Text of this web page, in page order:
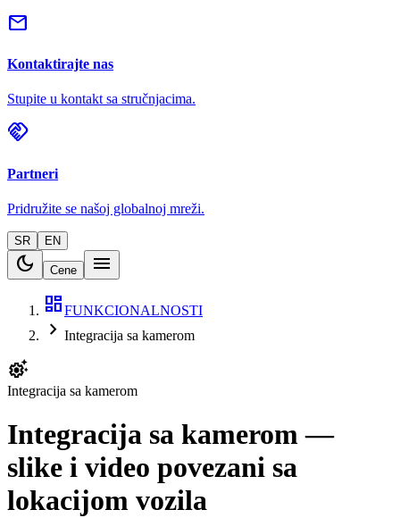
mail
Kontaktirajte nas
Stupite u kontakt sa stručnjacima.
handshake
Partneri
Pridružite se našoj globalnoj mreži.
SR EN
dark_mode Cene
menu
dashboardFUNKCIONALNOSTI
chevron_right Integracija sa kamerom
settings_suggest
Integracija sa kamerom
Integracija sa kamerom —
slike i video povezani sa
lokacijom vozila